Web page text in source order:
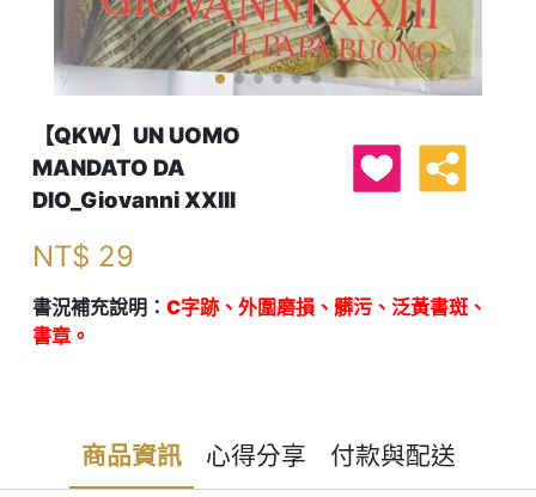
【QKW】UN UOMO
MANDATO DA
DIO_Giovanni XXIII
NT$ 29
書況補充說明： C字跡、外圍磨損、髒污、泛黃書斑、
書章。
商品資訊 心得分享 付款與配送